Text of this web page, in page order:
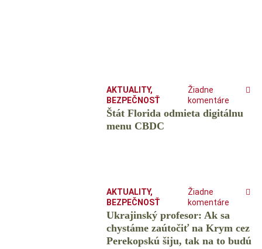
AKTUALITY,
BEZPEČNOSŤ
Žiadne
komentáre
Štát Florida odmieta digitálnu
menu CBDC
AKTUALITY,
BEZPEČNOSŤ
Žiadne
komentáre
Ukrajinský profesor: Ak sa
chystáme zaútočiť na Krym cez
Perekopskú šiju, tak na to budú